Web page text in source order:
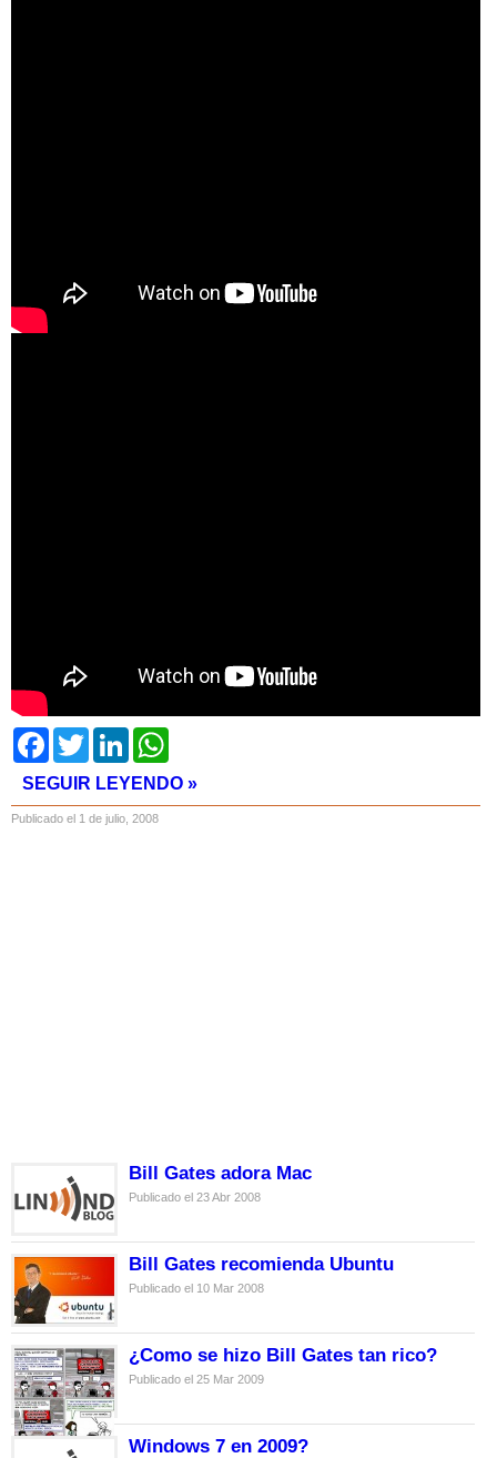
FacebookTwitter LinkedIn
SEGUIR LEYENDO »
Publicado el 1 de julio, 2008
Bill Gates adora Mac
Publicado el 23 Abr 2008
Bill Gates recomienda Ubuntu
Publicado el 10 Mar 2008
¿Como se hizo Bill Gates tan rico?
Publicado el 25 Mar 2009
Windows 7 en 2009?